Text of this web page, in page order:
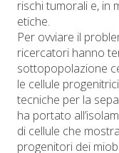
rischi tumorali e, in
etiche.
Per ovviare il
ricercatori hanno
sottopopolazione
le cellule
tecniche per la
ha portato
di cellule che
progenitori dei